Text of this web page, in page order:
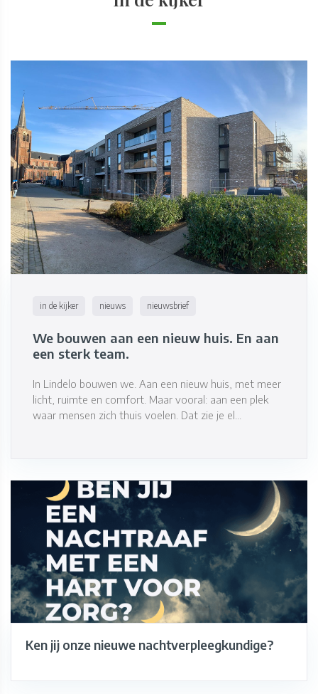
in de kijker nieuws nieuwsbrief
We bouwen aan een nieuw huis. En aan
een sterk team.
In Lindelo bouwen we. Aan een nieuw huis, met meer
licht, ruimte en comfort. Maar vooral: aan een plek
waar mensen zich thuis voelen. Dat zie je el...
Ken jij onze nieuwe nachtverpleegkundige?